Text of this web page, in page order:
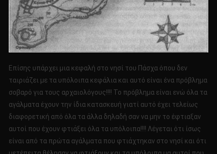
Επίσης υπάρχει μια κεφαλή στο νησί του Πάσχα όπου δεν
ταιριάζει με τα υπόλοιπα κεφάλια και αυτό είναι ένα πρόβλημα
σοβαρό για τους αρχαιολόγους!!!! Το πρόβλημα είναι ενώ όλα τα
αγάλματα έχουν την ίδια κατασκευή γιατί αυτό έχει τελείως
διαφορετική από όλα τα άλλα δηλαδή σαν να μην το έφτιαξαν
αυτοί που έχουν φτιάξει όλα τα υπόλοιπα!!!! Λέγεται ότι ίσως
είναι από τα πρώτα αγάλματα που φτιάχτηκαν στο νησί και ότι